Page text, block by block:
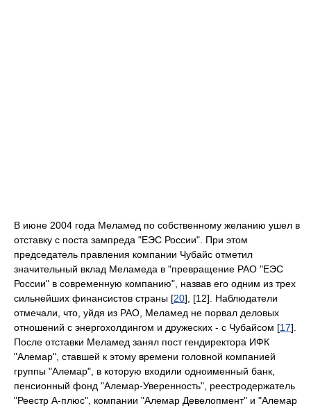
В июне 2004 года Меламед по собственному желанию ушел в
отставку с поста зампреда "ЕЭС России". При этом
председатель правления компании Чубайс отметил
значительный вклад Меламеда в "превращение РАО "ЕЭС
России" в современную компанию", назвав его одним из трех
сильнейших финансистов страны [20], [12]. Наблюдатели
отмечали, что, уйдя из РАО, Меламед не порвал деловых
отношений с энергохолдингом и дружеских - с Чубайсом [17].
После отставки Меламед занял пост гендиректора ИФК
"Алемар", ставшей к этому времени головной компанией
группы "Алемар", в которую входили одноименный банк,
пенсионный фонд "Алемар-Уверенность", реестродержатель
"Реестр А-плюс", компании "Алемар Девелопмент" и "Алемар